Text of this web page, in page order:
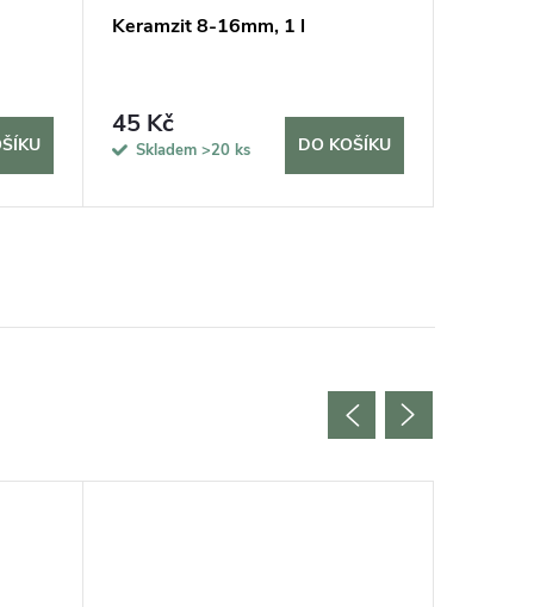
Keramzit 8-16mm, 1 l
45 Kč
Skladem >20 ks DO KOŠÍKU